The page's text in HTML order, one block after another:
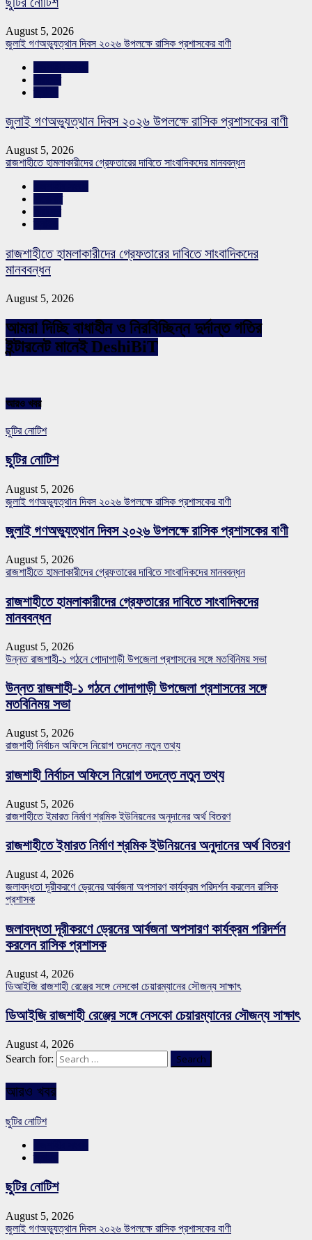
August 5, 2026
জুলাই গণঅভ্যুত্থান দিবস ২০২৬ উপলক্ষে রাসিক প্রশাসকের বাণী
জুলাই গণঅভ্যুত্থান দিবস ২০২৬ উপলক্ষে রাসিক প্রশাসকের বাণী
August 5, 2026
রাজশাহীতে হামলাকারীদের গ্রেফতারের দাবিতে সাংবাদিকদের মানববন্ধন
রাজশাহীতে হামলাকারীদের গ্রেফতারের দাবিতে সাংবাদিকদের
মানববন্ধন
August 5, 2026
আমরা দিচ্ছি বাধাহীন ও নিরবিচ্ছিন্ন দুর্দান্ত গতির
ইন্টারনেট মানেই DeshiBiT
আরও খবর
ছুটির নোটিশ
ছুটির নোটিশ
August 5, 2026
জুলাই গণঅভ্যুত্থান দিবস ২০২৬ উপলক্ষে রাসিক প্রশাসকের বাণী
জুলাই গণঅভ্যুত্থান দিবস ২০২৬ উপলক্ষে রাসিক প্রশাসকের বাণী
August 5, 2026
রাজশাহীতে হামলাকারীদের গ্রেফতারের দাবিতে সাংবাদিকদের মানববন্ধন
রাজশাহীতে হামলাকারীদের গ্রেফতারের দাবিতে সাংবাদিকদের
মানববন্ধন
August 5, 2026
উন্নত রাজশাহী-১ গঠনে গোদাগাড়ী উপজেলা প্রশাসনের সঙ্গে মতবিনিময় সভা
উন্নত রাজশাহী-১ গঠনে গোদাগাড়ী উপজেলা প্রশাসনের সঙ্গে
মতবিনিময় সভা
August 5, 2026
রাজশাহী নির্বাচন অফিসে নিয়োগ তদন্তে নতুন তথ্য
রাজশাহী নির্বাচন অফিসে নিয়োগ তদন্তে নতুন তথ্য
August 5, 2026
রাজশাহীতে ইমারত নির্মাণ শ্রমিক ইউনিয়নের অনুদানের অর্থ বিতরণ
রাজশাহীতে ইমারত নির্মাণ শ্রমিক ইউনিয়নের অনুদানের অর্থ বিতরণ
August 4, 2026
জলাবদ্ধতা দূরীকরণে ড্রেনের আর্বজনা অপসারণ কার্যক্রম পরিদর্শন করলেন রাসিক
প্রশাসক
জলাবদ্ধতা দূরীকরণে ড্রেনের আর্বজনা অপসারণ কার্যক্রম পরিদর্শন
করলেন রাসিক প্রশাসক
August 4, 2026
ডিআইজি রাজশাহী রেঞ্জের সঙ্গে নেসকো চেয়ারম্যানের সৌজন্য সাক্ষাৎ
ডিআইজি রাজশাহী রেঞ্জের সঙ্গে নেসকো চেয়ারম্যানের সৌজন্য সাক্ষাৎ
August 4, 2026
Search for:
আরও খবর
ছুটির নোটিশ
ছুটির নোটিশ
August 5, 2026
জুলাই গণঅভ্যুত্থান দিবস ২০২৬ উপলক্ষে রাসিক প্রশাসকের বাণী